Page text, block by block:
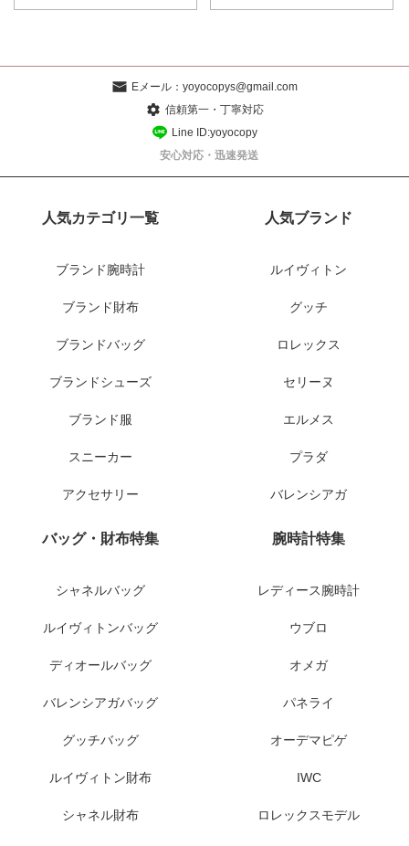
Eメール： yoyocopys@gmail.com
信頼第一・丁寧対応
Line ID:yoyocopy
安心対応・迅速発送
人気カテゴリ一覧
ブランド腕時計
ブランド財布
ブランドバッグ
ブランドシューズ
ブランド服
スニーカー
アクセサリー
人気ブランド
ルイヴィトン
グッチ
ロレックス
セリーヌ
エルメス
プラダ
バレンシアガ
バッグ・財布特集
シャネルバッグ
ルイヴィトンバッグ
ディオールバッグ
バレンシアガバッグ
グッチバッグ
ルイヴィトン財布
シャネル財布
腕時計特集
レディース腕時計
ウブロ
オメガ
パネライ
オーデマピゲ
IWC
ロレックスモデル